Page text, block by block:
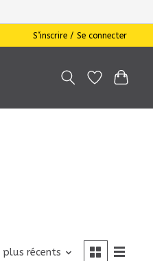
S’inscrire / Se connecter
plus récents